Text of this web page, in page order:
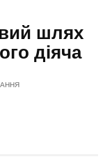
шлях
діяча